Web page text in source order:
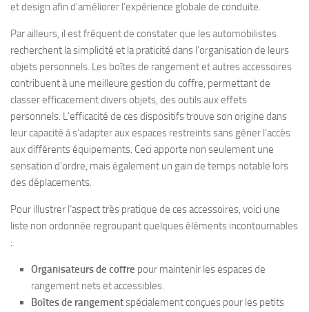
et design afin d’améliorer l’expérience globale de conduite.
Par ailleurs, il est fréquent de constater que les automobilistes
recherchent la simplicité et la praticité dans l’organisation de leurs
objets personnels. Les boîtes de rangement et autres accessoires
contribuent à une meilleure gestion du coffre, permettant de
classer efficacement divers objets, des outils aux effets
personnels. L’efficacité de ces dispositifs trouve son origine dans
leur capacité à s’adapter aux espaces restreints sans gêner l’accès
aux différents équipements. Ceci apporte non seulement une
sensation d’ordre, mais également un gain de temps notable lors
des déplacements.
Pour illustrer l’aspect très pratique de ces accessoires, voici une
liste non ordonnée regroupant quelques éléments incontournables
:
Organisateurs de coffre pour maintenir les espaces de
rangement nets et accessibles.
Boîtes de rangementspécialement conçues pour les petits